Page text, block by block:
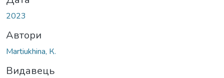
2023
Автори
Martiukhina, К.
Видавець